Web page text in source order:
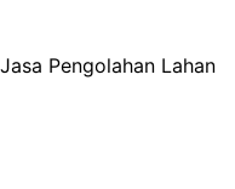
Jasa Pengolahan Lahan